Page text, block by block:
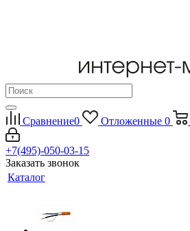
Сравнение0 Отложенные 0
+7(495)-050-03-15
Заказать звонок
Каталог